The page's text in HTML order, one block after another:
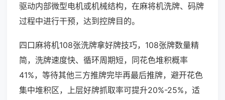
驱动内部微型电机或机械结构，在麻将机洗牌、码牌
过程中进行干预，达到控牌目的。
四口麻将机108张洗牌拿好牌技巧，108张牌数量精
简，洗牌速度快、循环周期短，同花色堆积概率
41%，等待其他三方推牌完毕再最后推牌，避开花色
集中堆积区，上层好牌抓取率可提升20%-25%，适